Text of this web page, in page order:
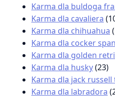
Karma dla buldoga
Karma dla cavaliera
Karma dla chihuahua
Karma dla cocker
Karma dla golden
Karma dla husky(23)
Karma dla jack
Karma dla labradora